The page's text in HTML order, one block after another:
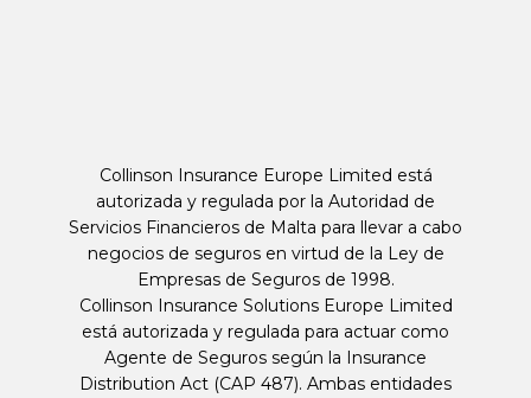
Collinson Insurance Europe Limited está
autorizada y regulada por la Autoridad de
Servicios Financieros de Malta para llevar a cabo
negocios de seguros en virtud de la Ley de
Empresas de Seguros de 1998.
Collinson Insurance Solutions Europe Limited
está autorizada y regulada para actuar como
Agente de Seguros según la Insurance
Distribution Act (CAP 487). Ambas entidades